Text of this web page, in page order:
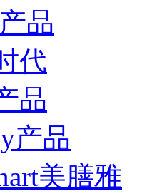
品
代
品
产品
美膳雅